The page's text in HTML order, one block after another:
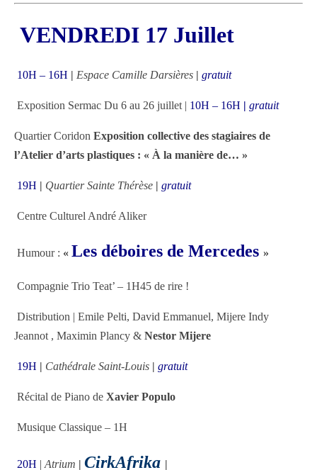
VENDREDI 17 Juillet
10H – 16H | Espace Camille Darsières | gratuit
Exposition Sermac Du 6 au 26 juillet | 10H – 16H | gratuit
Quartier Coridon Exposition collective des stagiaires de
l’Atelier d’arts plastiques : « À la manière de… »
19H | Quartier Sainte Thérèse | gratuit
Centre Culturel André Aliker
Humour : « Les déboires de Mercedes »
Compagnie Trio Teat’ – 1H45 de rire !
Distribution | Emile Pelti, David Emmanuel, Mijere Indy
Jeannot , Maximin Plancy & Nestor Mijere
19H | Cathédrale Saint-Louis | gratuit
Récital de Piano de Xavier Populo
Musique Classique – 1H
20H | Atrium | CirkAfrika |